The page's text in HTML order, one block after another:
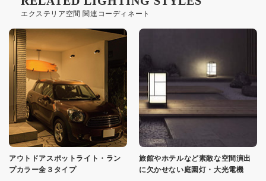
エクステリア空間 関連コーディネート
アウトドアスポットライト・ラン
プカラー全３タイプ
旅館やホテルなど素敵な空間演出
に欠かせない庭園灯・大光電機